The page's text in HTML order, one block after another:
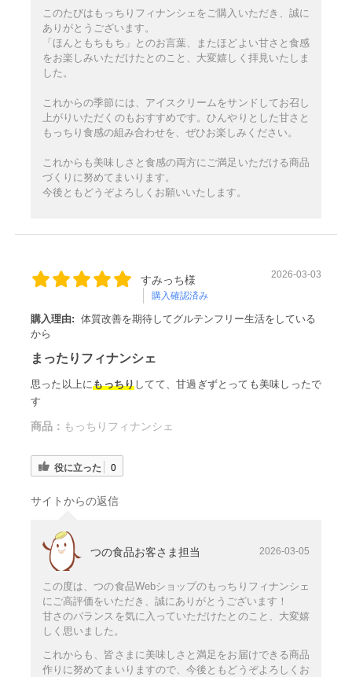
このたびはもっちりフィナンシェをご購入いただき、誠に
ありがとうございます。
「ほんともちもち」とのお言葉、またほどよい甘さと食感
をお楽しみいただけたとのこと、大変嬉しく拝見いたしま
した。
これからの季節には、アイスクリームをサンドしてお召し
上がりいただくのもおすすめです。ひんやりとした甘さと
もっちり食感の組み合わせを、ぜひお楽しみください。
これからも美味しさと食感の両方にご満足いただける商品
づくりに努めてまいります。
今後ともどうぞよろしくお願いいたします。
すみっち様
購入確認済み
2026-03-03
購入理由: 体質改善を期待してグルテンフリー生活をしている
から
まったりフィナンシェ
思った以上にもっちりしてて、甘過ぎずとっても美味しったで
す
商品： もっちりフィナンシェ
役に立った 0
サイトからの返信
つの食品お客さま担当 2026-03-05
この度は、つの食品Webショップのもっちりフィナンシェ
にご高評価をいただき、誠にありがとうございます！
甘さのバランスを気に入っていただけたとのこと、大変嬉
しく思いました。
これからも、皆さまに美味しさと満足をお届けできる商品
作りに努めてまいりますので、今後ともどうぞよろしくお